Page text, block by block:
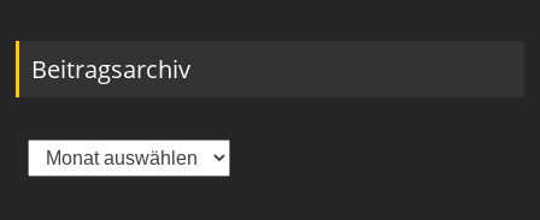
Beitragsarchiv
Beitragsarchiv